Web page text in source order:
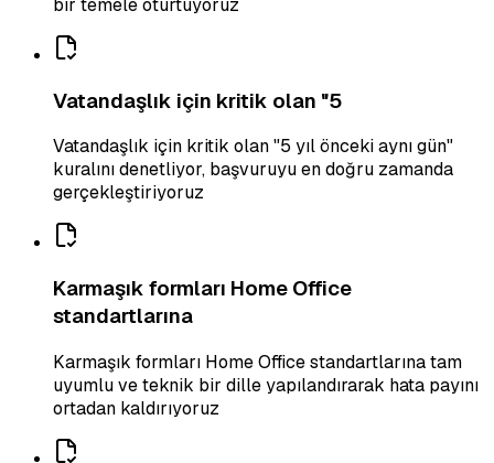
bir temele oturtuyoruz
Vatandaşlık için kritik olan "5
Vatandaşlık için kritik olan "5 yıl önceki aynı gün"
kuralını denetliyor, başvuruyu en doğru zamanda
gerçekleştiriyoruz
Karmaşık formları Home Office
standartlarına
Karmaşık formları Home Office standartlarına tam
uyumlu ve teknik bir dille yapılandırarak hata payını
ortadan kaldırıyoruz